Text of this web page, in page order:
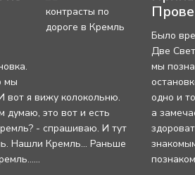
мы
вот я вижу колокольню.
думаю, это вот и есть
- спрашиваю. И тут
Нашли Кремль... Раньше
Было
Две
мы
одно и
а